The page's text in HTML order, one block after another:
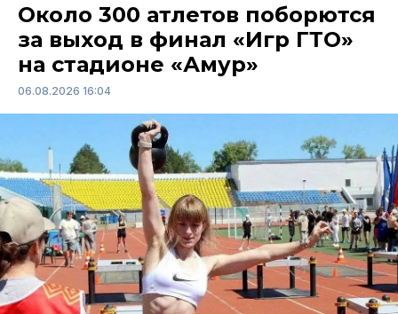
Около 300 атлетов поборются
за выход в финал «Игр ГТО»
на стадионе «Амур»
06.08.2026 16:04